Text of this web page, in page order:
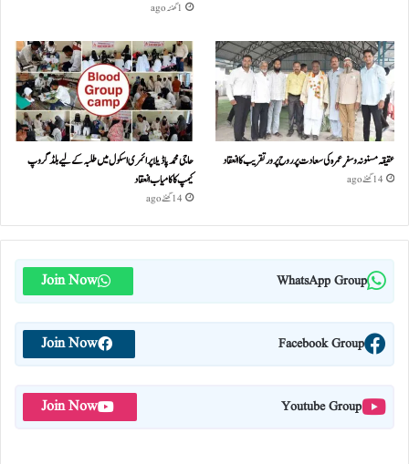
1 گھنٹہ ago
عقیقہ مسنونہ و سفرِ عمرہ کی سعادت پر روح پرور تقریب کا انعقاد
14 گھنٹے ago
حاجی محمد پاڈیلا پرائمری اسکول میں طلبہ کے لیے بلڈ گروپ
کیمپ کا کامیاب انعقاد
14 گھنٹے ago
WhatsApp Group
Join Now
Facebook Group
Join Now
Youtube Group
Join Now